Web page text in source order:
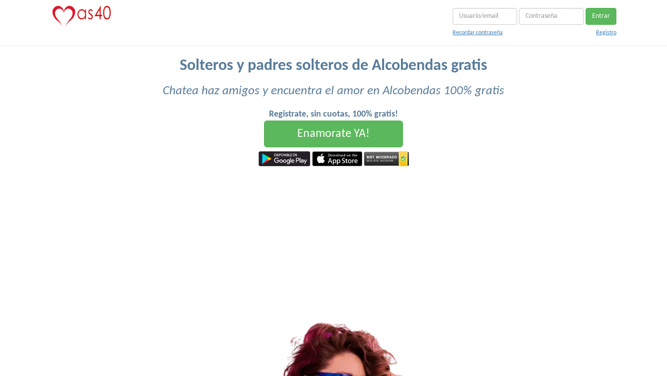
Entrar
Recordar contraseña Registro
Solteros y padres solteros de Alcobendas gratis
Chatea haz amigos y encuentra el amor en Alcobendas 100% gratis
Registrate, sin cuotas, 100% gratis!
Enamorate YA!